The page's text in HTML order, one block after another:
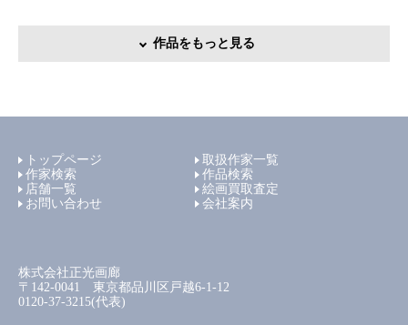
作品をもっと見る
トップページ
取扱作家一覧
作家検索
作品検索
店舗一覧
絵画買取査定
お問い合わせ
会社案内
株式会社正光画廊
〒142-0041 東京都品川区戸越6-1-12
0120-37-3215(代表)